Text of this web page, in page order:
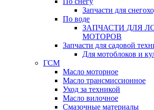
Запчасти для
По воде
ЗАПЧАСТИ ДЛЯ
МОТОРОВ
Запчасти для садовой
Для мотоблоков и
ГСМ
Масло моторное
Масло трансмиссионное
Уход за техникой
Масло вилочное
Смазочные материалы